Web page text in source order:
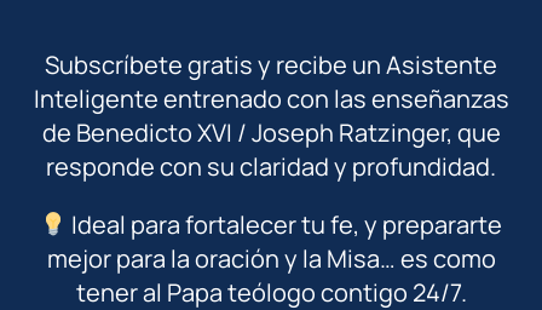
Subscríbete gratis y recibe un Asistente
Inteligente entrenado con las enseñanzas
de Benedicto XVI / Joseph Ratzinger, que
responde con su claridad y profundidad.
Ideal para fortalecer tu fe, y prepararte
mejor para la oración y la Misa… es como
tener al Papa teólogo contigo 24/7.